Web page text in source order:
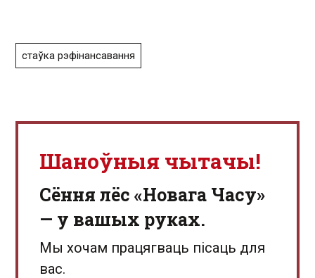
стаўка рэфінансавання
Шаноўныя чытачы!
Сёння лёс «Новага Часу»
— у вашых руках.
Мы хочам працягваць пісаць для
вас.